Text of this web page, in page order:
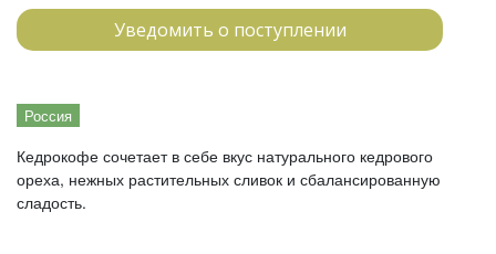
Уведомить о поступлении
Россия
Кедрокофе сочетает в себе вкус натурального кедрового
ореха, нежных растительных сливок и сбалансированную
сладость.